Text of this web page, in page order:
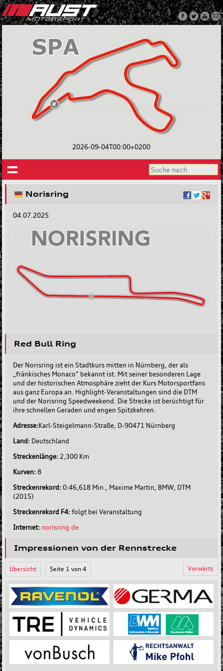
2026-09-04T00:00+0200
Norisring
04.07.2025
Red Bull Ring
Der Norisring ist ein Stadtkurs mitten in Nürnberg, der als
„fränkisches Monaco“ bekannt ist. Mit seiner besonderen Lage
und der historischen Atmosphäre zieht der Kurs Motorsportfans
aus ganz Europa an. Highlight-Veranstaltungen sind die DTM
und der Norisring Speedweekend. Die Strecke ist berüchtigt für
ihre schnellen Geraden und engen Spitzkehren.
Adresse:Karl-Steigelmann-Straße, D-90471 Nürnberg
Land: Deutschland
Streckenlänge: 2,300 Km
Kurven:8
Streckenrekord:0:46,618 Min., Maxime Martin, BMW, DTM
(2015)
Streckenrekord F4:folgt bei Veranstaltung
Internet: norisring.de
Impressionen von der Rennstrecke
Übersicht Seite 1 von 4 Vorwärts